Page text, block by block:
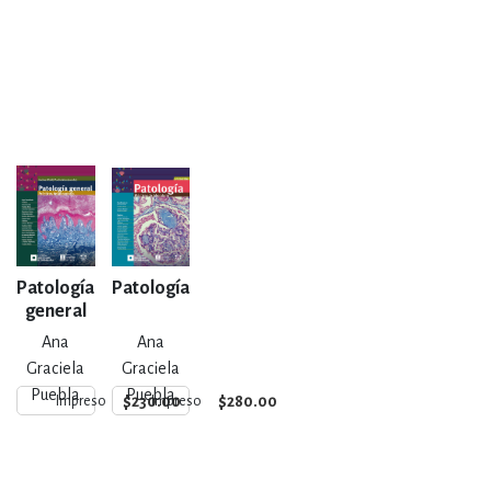
Patología
general
Ana
Graciela
Puebla
Mora y
Impreso $230.00
Patología
Ana
Graciela
Puebla
Mora y
Impreso $280.00